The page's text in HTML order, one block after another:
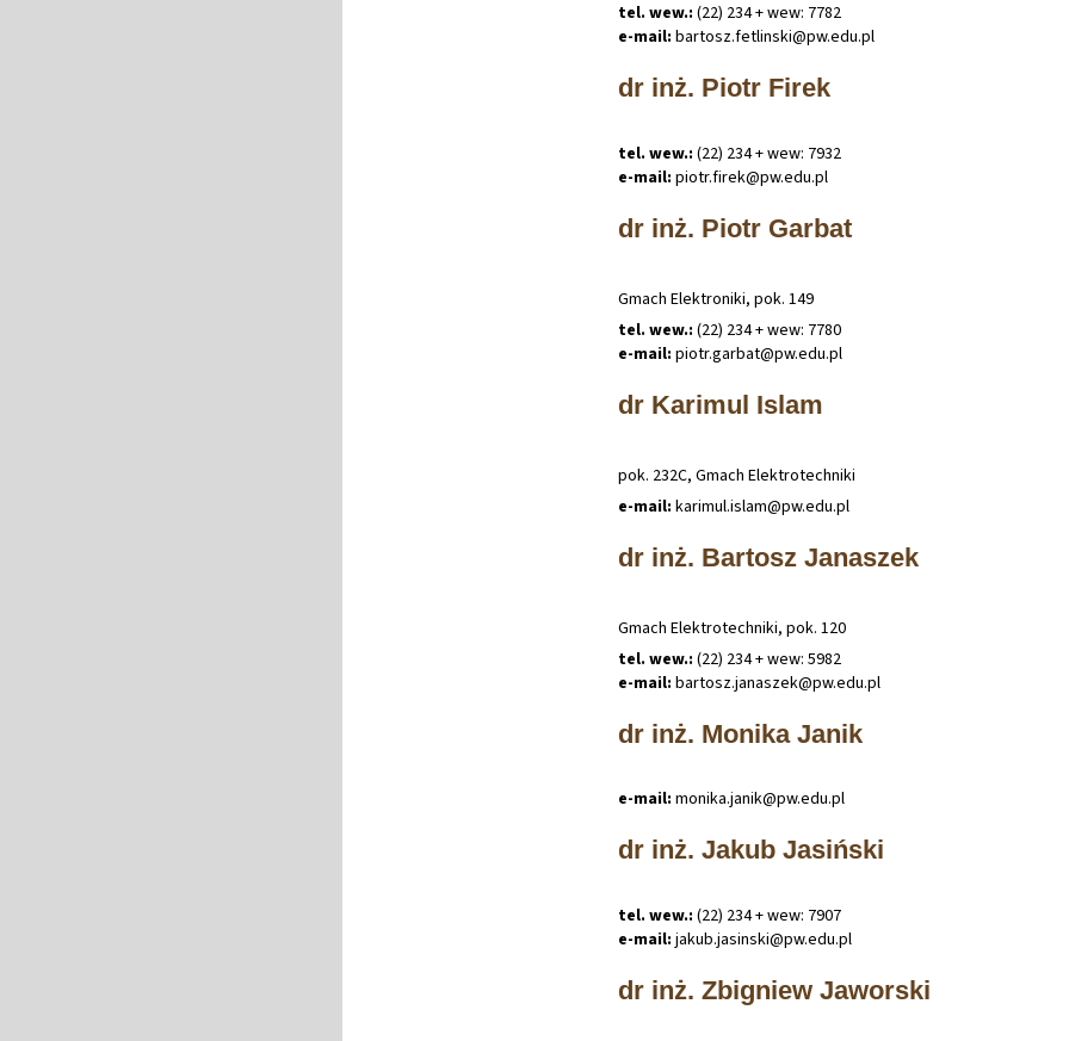
tel. wew.: (22) 234 + wew: 7782
e-mail: bartosz.fetlinski@pw.edu.pl
dr inż. Piotr Firek
tel. wew.: (22) 234 + wew: 7932
e-mail: piotr.firek@pw.edu.pl
dr inż. Piotr Garbat
Gmach Elektroniki, pok. 149
tel. wew.: (22) 234 + wew: 7780
e-mail: piotr.garbat@pw.edu.pl
dr Karimul Islam
pok. 232C, Gmach Elektrotechniki
e-mail: karimul.islam@pw.edu.pl
dr inż. Bartosz Janaszek
Gmach Elektrotechniki, pok. 120
tel. wew.: (22) 234 + wew: 5982
e-mail: bartosz.janaszek@pw.edu.pl
dr inż. Monika Janik
e-mail: monika.janik@pw.edu.pl
dr inż. Jakub Jasiński
tel. wew.: (22) 234 + wew: 7907
e-mail: jakub.jasinski@pw.edu.pl
dr inż. Zbigniew Jaworski